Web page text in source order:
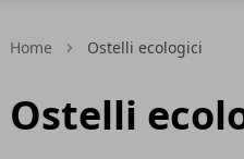
Home Ostelli ecologici
Ostelli